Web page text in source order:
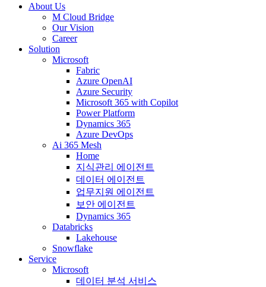
About Us
M Cloud Bridge
Our Vision
Career
Solution
Microsoft
Fabric
Azure OpenAI
Azure Security
Microsoft 365 with Copilot
Power Platform
Dynamics 365
Azure DevOps
Ai 365 Mesh
Home
지식관리 에이전트
데이터 에이전트
업무지원 에이전트
보안 에이전트
Dynamics 365
Databricks
Lakehouse
Snowflake
Service
Microsoft
데이터 분석 서비스